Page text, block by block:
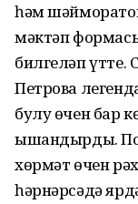
һәм
мәктәп
билгеләп
Петрова
булу өчен бар
ышандырды.
хөрмәт өчен
һәрнәрсәдә